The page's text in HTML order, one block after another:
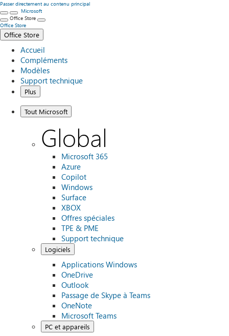
Passer directement au contenu principal
Microsoft
Office Store
Office Store
Office Store
Accueil
Compléments
Modèles
Support technique
Plus
Tout Microsoft
Global
Microsoft 365
Azure
Copilot
Windows
Surface
XBOX
Offres spéciales
TPE & PME
Support technique
Logiciels
Applications Windows
OneDrive
Outlook
Passage de Skype à Teams
OneNote
Microsoft Teams
PC et appareils